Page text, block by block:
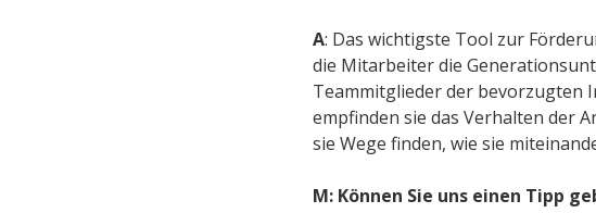
A: Das wichtigste Tool zur
die Mitarbeiter die
Teammitglieder der bevorzugten
empfinden sie das Verhalten der
sie Wege finden, wie sie
M: Können Sie uns einen Tipp